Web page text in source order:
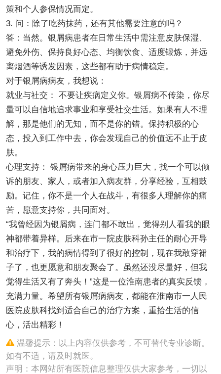
策和个人参保情况而定。
3. 问：除了吃药抹药，还有其他需要注意的吗？
答：当然。银屑病患者在日常生活中需注意皮肤保湿、
避免外伤、保持良好心态、均衡饮食、适度锻炼，并远
离烟酒等诱发因素，这些都有助于病情稳定。
对于银屑病病友，我想说：
就业与社交： 不要让疾病定义你。银屑病不传染，你尽
量可以自信地追求事业和享受社交生活。如果有人不理
解，那是他们的无知，而不是你的错。保持积极的心
态，投入到工作中去，你会发现自己的价值远不止于皮
肤。
心理支持： 银屑病带来的身心压力巨大，找一个可以倾
诉的朋友、家人，或者加入病友群，分享经验，互相鼓
励。记住，你不是一个人在战斗，有很多人理解你的痛
苦，愿意支持你，共同面对。
“我曾经因为银屑病，连门都不敢出，觉得别人看我的眼
神都带着异样。后来在市一院皮肤科孙主任的耐心开导
和治疗下，我的病情得到了很好的控制，现在我敢穿裙
子了，也更愿意和朋友聚会了。虽然还没尽量好，但我
觉得生活又有了奔头！”这是一位淮南患者的真实反馈，
充满力量。希望所有银屑病病友，都能在淮南市一人民
医院皮肤科找到适合自己的治疗方案，重拾生活的信
心，活出精彩！
温馨提示：以上内容仅供参考，不可替代专业诊断。
如有不适，请及时就医。
声明：本网站所有医院信息整理仅供大家参考，一切以